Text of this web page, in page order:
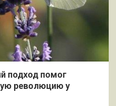
подход помог
революцию у